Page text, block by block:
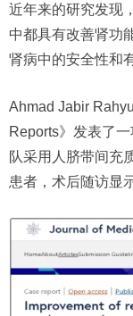
近年来的研究发现
中都具有改善肾功
肾病中的安全性和
Ahmad Jabir
Reports》发表了
队采用人脐带间充
患者，术后随访显